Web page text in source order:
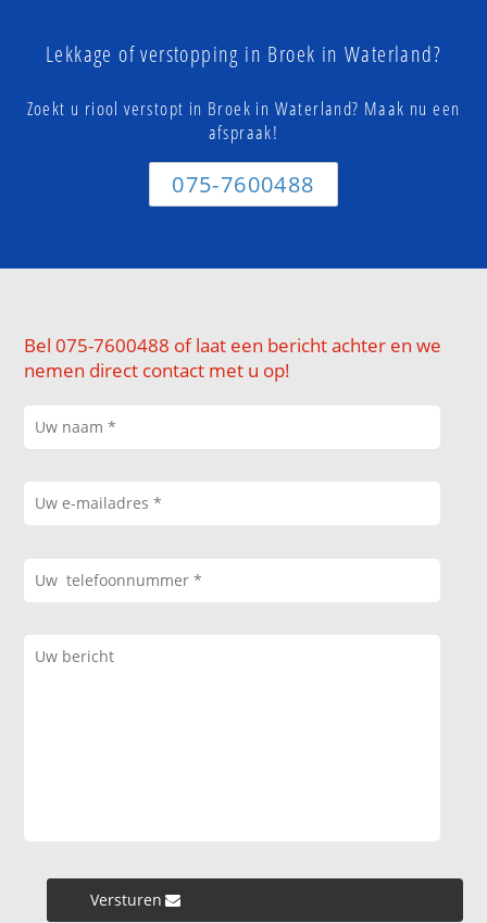
Lekkage of verstopping in Broek in Waterland?
Zoekt u riool verstopt in Broek in Waterland? Maak nu een
afspraak!
075-7600488
Bel 075-7600488 of laat een bericht achter en we
nemen direct contact met u op!
Versturen »